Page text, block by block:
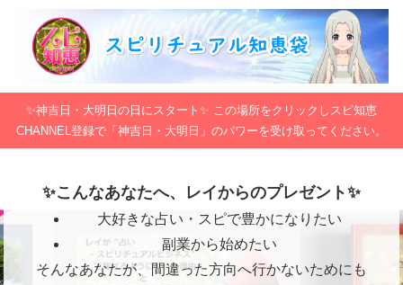
✨神吉日・大明日の日にスタート✨ この場所をクリックしスピ知恵
CHANNEL登録で「神吉日・大明日」のパワーを受け取ってください。
✨こんなあなたへ、レイからのプレゼント✨
大好きな占い・スピで豊かになりたい
副業から始めたい
そんなあなたが、間違った方向へ行かないためにも